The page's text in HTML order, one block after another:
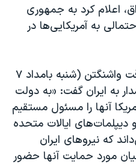
ایران
صلح
اعلام کرد به جمهوری
به آمریکایی‌ها در
مایک پمپئو جمعه شب به وقت واشنگتن (شنبه بامداد ۷
به ایران گفت: «به دولت
آنها را مسئول مستقیم
دیپلمات‌های ایالات متحده
که نیروهای ایران
مورد حمایت آنها حضور